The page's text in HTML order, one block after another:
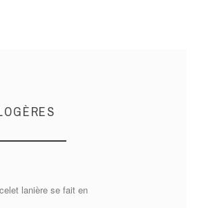
lanière se fait en